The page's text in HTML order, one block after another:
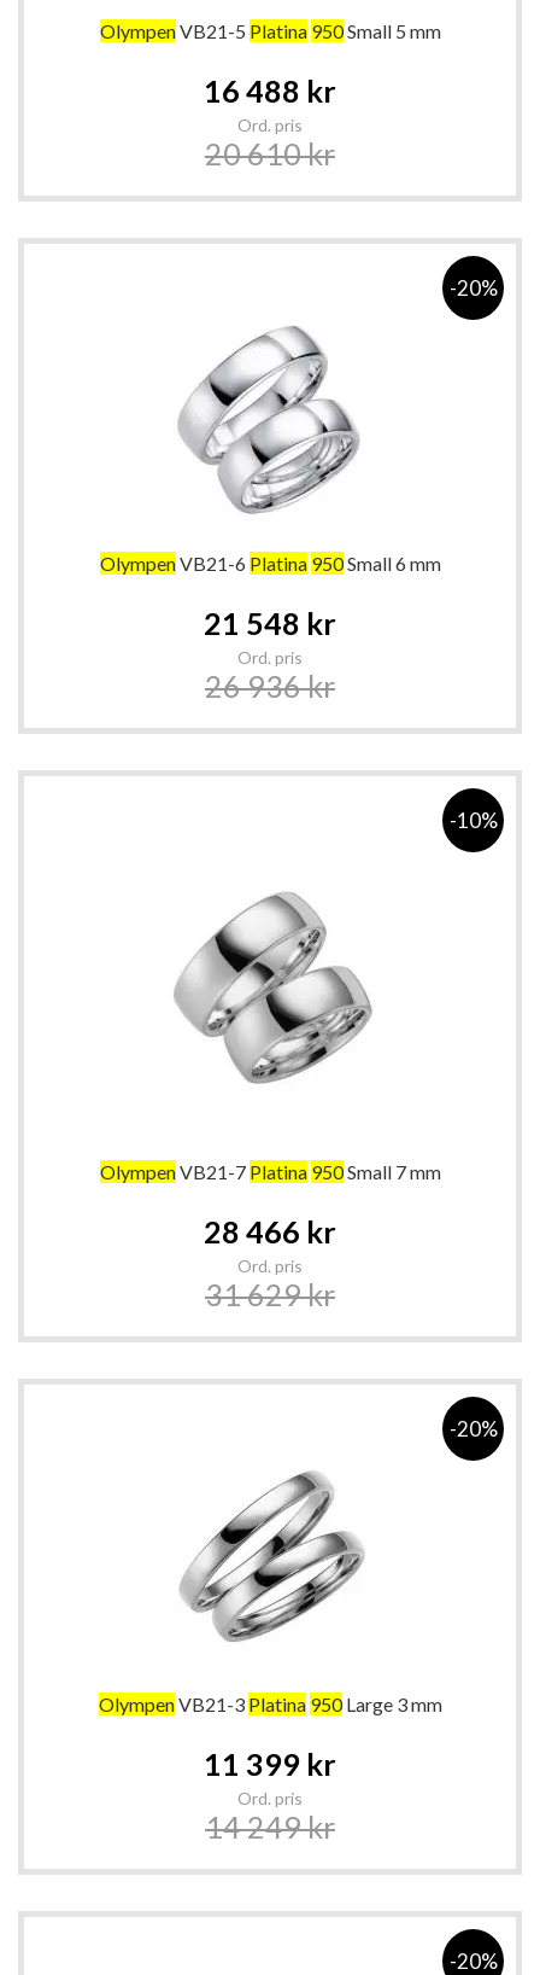
OlympenVB21-5 Platina 950Small 5 mm
16 488 kr
Ord. pris
20 610 kr
-20%
OlympenVB21-6 Platina 950Small 6 mm
21 548 kr
Ord. pris
26 936 kr
-10%
OlympenVB21-7 Platina 950Small 7 mm
28 466 kr
Ord. pris
31 629 kr
-20%
OlympenVB21-3 Platina 950Large 3 mm
11 399 kr
Ord. pris
14 249 kr
-20%